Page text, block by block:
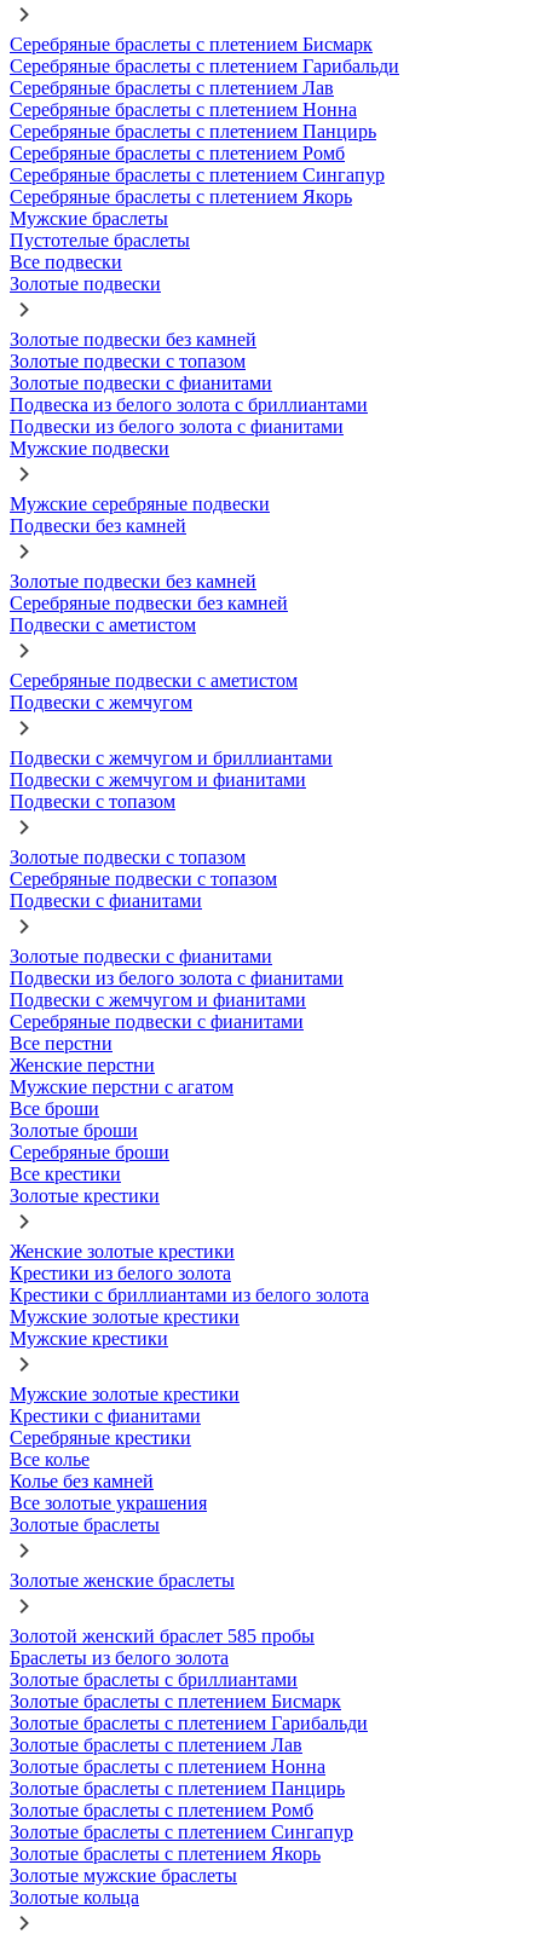
Серебряные браслеты с плетением Бисмарк
Серебряные браслеты с плетением Гарибальди
Серебряные браслеты с плетением Лав
Серебряные браслеты с плетением Нонна
Серебряные браслеты с плетением Панцирь
Серебряные браслеты с плетением Ромб
Серебряные браслеты с плетением Сингапур
Серебряные браслеты с плетением Якорь
Мужские браслеты
Пустотелые браслеты
Все подвески
Золотые подвески
Золотые подвески без камней
Золотые подвески с топазом
Золотые подвески с фианитами
Подвеска из белого золота с бриллиантами
Подвески из белого золота с фианитами
Мужские подвески
Мужские серебряные подвески
Подвески без камней
Золотые подвески без камней
Серебряные подвески без камней
Подвески с аметистом
Серебряные подвески с аметистом
Подвески с жемчугом
Подвески с жемчугом и бриллиантами
Подвески с жемчугом и фианитами
Подвески с топазом
Золотые подвески с топазом
Серебряные подвески с топазом
Подвески с фианитами
Золотые подвески с фианитами
Подвески из белого золота с фианитами
Подвески с жемчугом и фианитами
Серебряные подвески с фианитами
Все перстни
Женские перстни
Мужские перстни с агатом
Все броши
Золотые броши
Серебряные броши
Все крестики
Золотые крестики
Женские золотые крестики
Крестики из белого золота
Крестики с бриллиантами из белого золота
Мужские золотые крестики
Мужские крестики
Мужские золотые крестики
Крестики с фианитами
Серебряные крестики
Все колье
Колье без камней
Все золотые украшения
Золотые браслеты
Золотые женские браслеты
Золотой женский браслет 585 пробы
Браслеты из белого золота
Золотые браслеты с бриллиантами
Золотые браслеты с плетением Бисмарк
Золотые браслеты с плетением Гарибальди
Золотые браслеты с плетением Лав
Золотые браслеты с плетением Нонна
Золотые браслеты с плетением Панцирь
Золотые браслеты с плетением Ромб
Золотые браслеты с плетением Сингапур
Золотые браслеты с плетением Якорь
Золотые мужские браслеты
Золотые кольца